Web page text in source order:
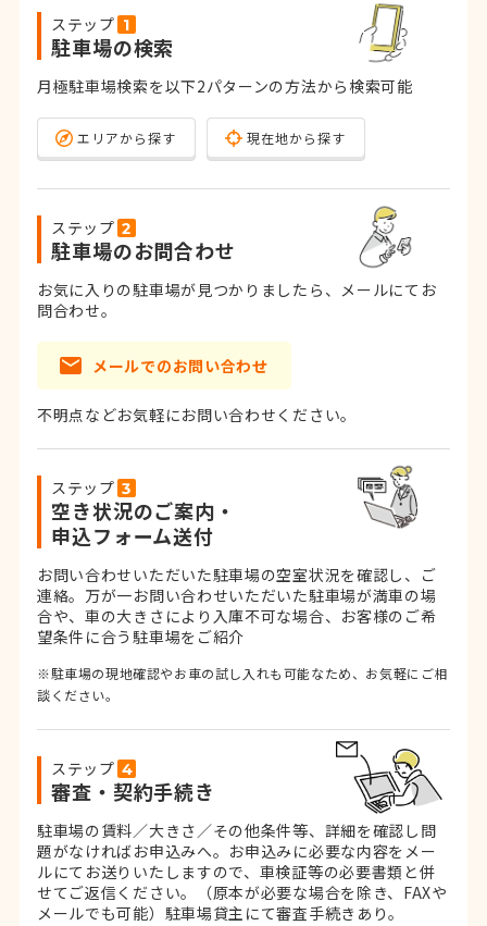
ステップ
駐車場の検索
月極駐車場検索を以下2パターンの方法から検索可能
エリアから探す 現在地から探す
ステップ
駐車場のお問合わせ
お気に入りの駐車場が見つかりましたら、メールにてお
問合わせ。
メールでのお問い合わせ
不明点などお気軽にお問い合わせください。
ステップ
空き状況のご案内・
申込フォーム送付
お問い合わせいただいた駐車場の空室状況を確認し、ご
連絡。 万が一お問い合わせいただいた駐車場が満車の場
合や、車の大きさにより入庫不可な場合、お客様のご希
望条件に合う駐車場をご紹介
※駐車場の現地確認やお車の試し入れも可能なため、お気軽にご相
談ください。
ステップ
審査・契約手続き
駐車場の賃料／大きさ／その他条件等、詳細を確認し問
題がなければお申込みへ。お申込みに必要な内容をメー
ルにてお送りいたしますので、車検証等の必要書類と併
せてご返信ください。
（原本が必要な場合を除き、FAXや
メールでも可能） 駐車場貸主にて審査手続きあり。